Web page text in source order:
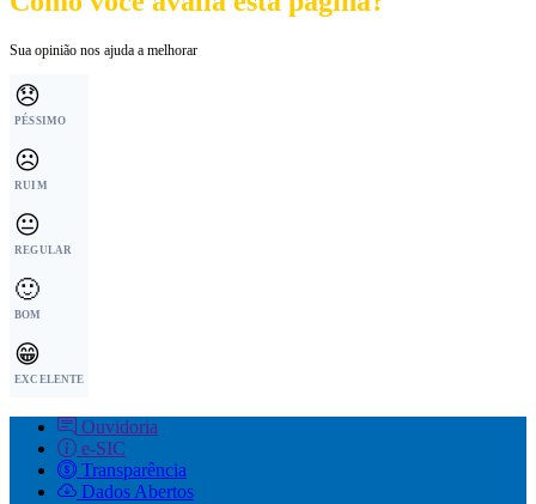
Sua opinião nos ajuda a melhorar
😞
PÉSSIMO
☹️
RUIM
😐
REGULAR
🙂
BOM
😁
EXCELENTE
Ouvidoria
e-SIC
Transparência
Dados Abertos